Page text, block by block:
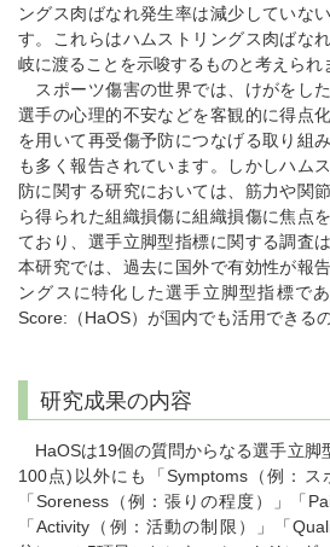
ングス肉ばなれ発生率は減少していな
す。これらはハムストリングス肉ばな
岐に渡ることを示唆するものと考えられ
スポーツ傷害の世界では、けがをし
選手の心理的不安などを客観的に得点
を用いて再受傷予防につなげる取り組
も多く報告されています。しかしハム
防に関する研究においては、筋力や関
ら得られた組織損傷に組織損傷に焦点
ており、選手立脚型指標に関する調査
本研究では、過去に国外で有効性が報
ングスに特化した選手立脚型指標で
Score:（HaOS）が国内でも活用できる
研究成果の内容
HaOSは19個の質問からなる選手立脚
100点)以外にも「Symptoms（例：ス
「Soreness（例：張りの程度）」「
「Activity（例：活動の制限）」「